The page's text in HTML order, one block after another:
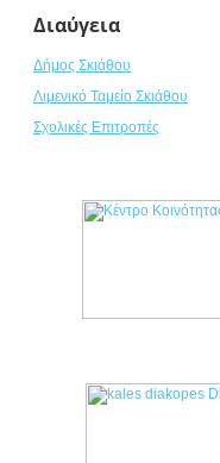
Διαύγεια
Δήμος Σκιάθου
Λιμενικό Ταμείο Σκιάθου
Σχολικές Επιτροπές